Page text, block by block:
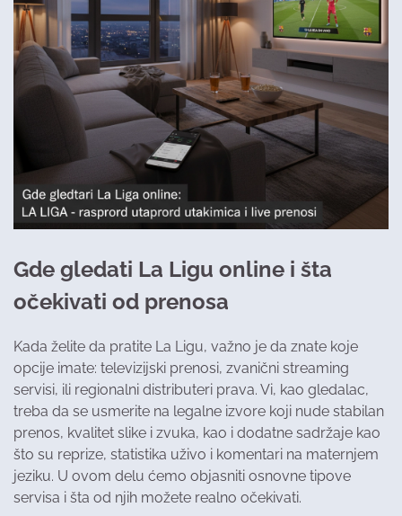
Gde gledati La Ligu online i šta
očekivati od prenosa
Kada želite da pratite La Ligu, važno je da znate koje
opcije imate: televizijski prenosi, zvanični streaming
servisi, ili regionalni distributeri prava. Vi, kao gledalac,
treba da se usmerite na legalne izvore koji nude stabilan
prenos, kvalitet slike i zvuka, kao i dodatne sadržaje kao
što su reprize, statistika uživo i komentari na maternjem
jeziku. U ovom delu ćemo objasniti osnovne tipove
servisa i šta od njih možete realno očekivati.